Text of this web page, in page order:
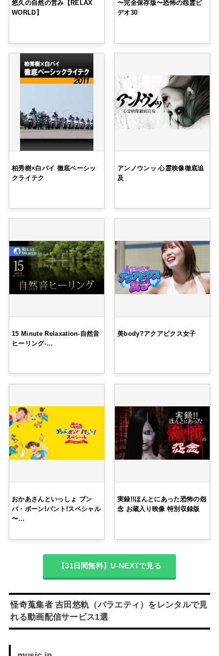
悠久の自然の営み【RELAX
WORLD】
〜完全保存版〜恐怖の怨霊ビ
デオ30
柏秀樹×白バイ 徹底ベーシッ
クライテク
アンノウンッ 心霊映像徹底追
及
15 Minute Relaxation-自然音
ヒーリング-…
美body?アクアビクス女子
おかあさんといっしょ ブン
バ・ボーン!パント!スペシャル
〜…
実録!!ほんとにあった恐怖の怨
念 お蔵入り映像 特別収録版
【31日間無料】U-NEXTで見る
怪奇蒐集者 吉田悠軌（バラエティ）をレンタルで見
れる動画配信サービス1選